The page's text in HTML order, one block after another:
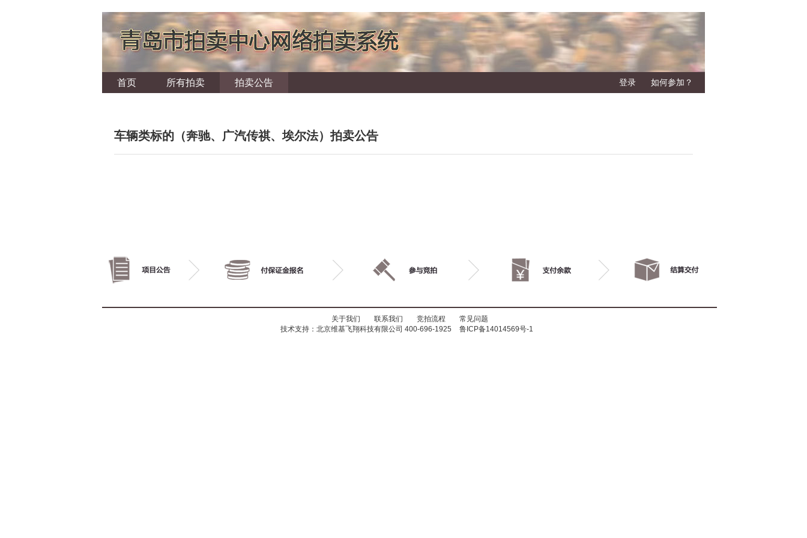
首页 所有拍卖 拍卖公告 登录 如何参加？
车辆类标的（奔驰、广汽传祺、埃尔法）拍卖公告
关于我们 联系我们 竞拍流程
常见问题
技术支持：北京维基飞翔科技有限公司 400-696-1925
鲁ICP备14014569号-1